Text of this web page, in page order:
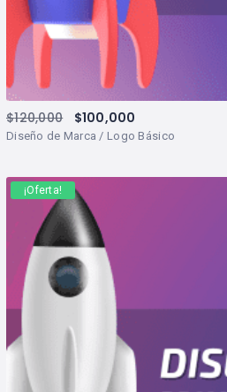
Diseño de Marca / Logo Básico
$120,000 $100,000
¡Oferta!